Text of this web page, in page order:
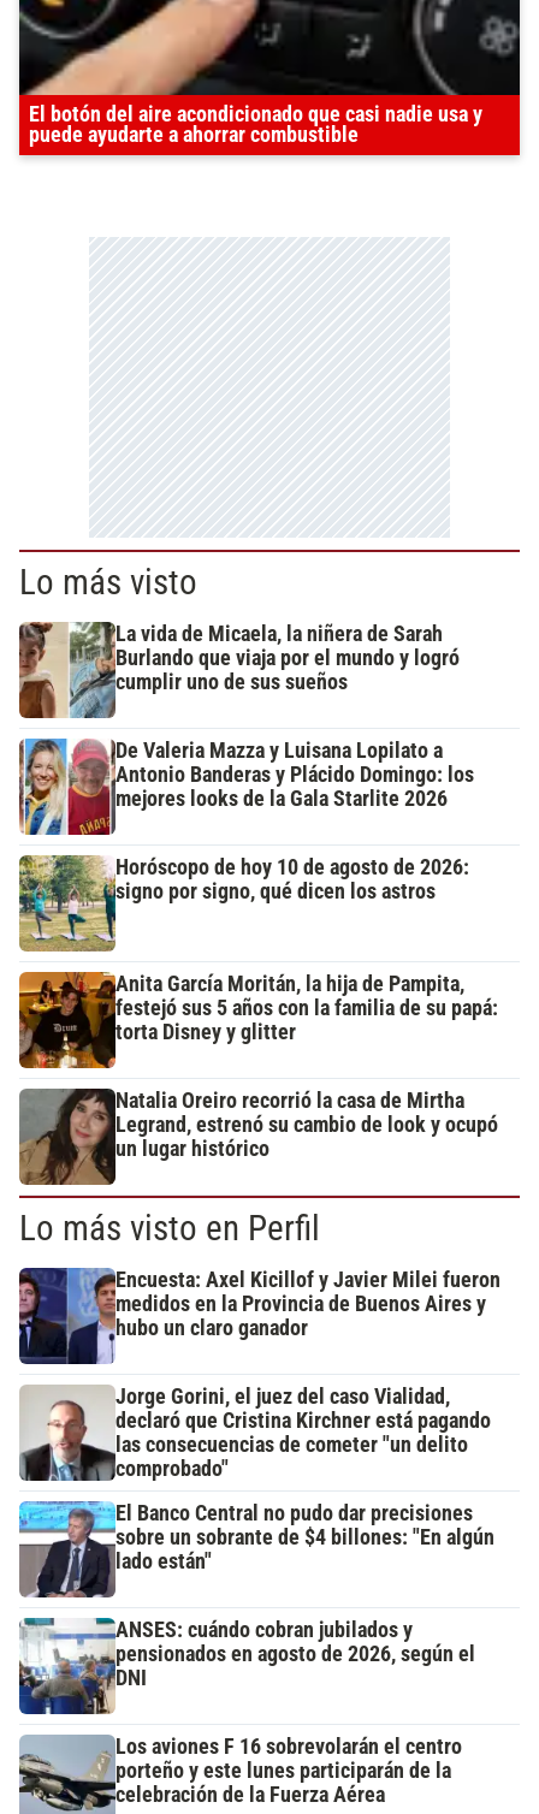
El botón del aire acondicionado que casi nadie usa y
puede ayudarte a ahorrar combustible
Lo más visto
La vida de Micaela, la niñera de Sarah
Burlando que viaja por el mundo y logró
cumplir uno de sus sueños
De Valeria Mazza y Luisana Lopilato a
Antonio Banderas y Plácido Domingo: los
mejores looks de la Gala Starlite 2026
Horóscopo de hoy 10 de agosto de 2026:
signo por signo, qué dicen los astros
Anita García Moritán, la hija de Pampita,
festejó sus 5 años con la familia de su papá:
torta Disney y glitter
Natalia Oreiro recorrió la casa de Mirtha
Legrand, estrenó su cambio de look y ocupó
un lugar histórico
Lo más visto en Perfil
Encuesta: Axel Kicillof y Javier Milei fueron
medidos en la Provincia de Buenos Aires y
hubo un claro ganador
Jorge Gorini, el juez del caso Vialidad,
declaró que Cristina Kirchner está pagando
las consecuencias de cometer "un delito
comprobado"
El Banco Central no pudo dar precisiones
sobre un sobrante de $4 billones: "En algún
lado están"
ANSES: cuándo cobran jubilados y
pensionados en agosto de 2026, según el
DNI
Los aviones F 16 sobrevolarán el centro
porteño y este lunes participarán de la
celebración de la Fuerza Aérea